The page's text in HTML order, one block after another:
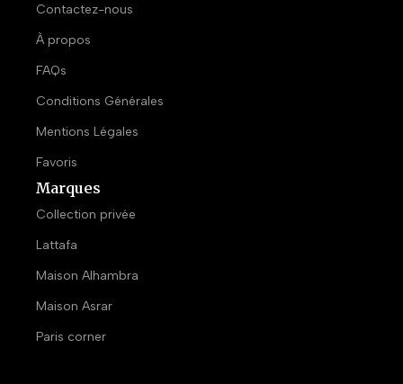
Contactez-nous
À propos
FAQs
Conditions Générales
Mentions Légales
Favoris
Marques
Collection privée
Lattafa
Maison Alhambra
Maison Asrar
Paris corner